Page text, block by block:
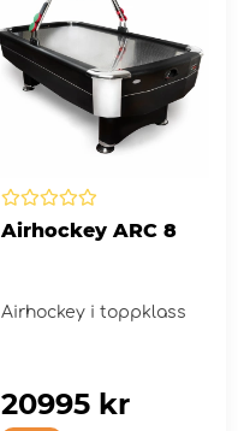
Airhockey ARC 8
Airhockey i toppklass
20995 kr